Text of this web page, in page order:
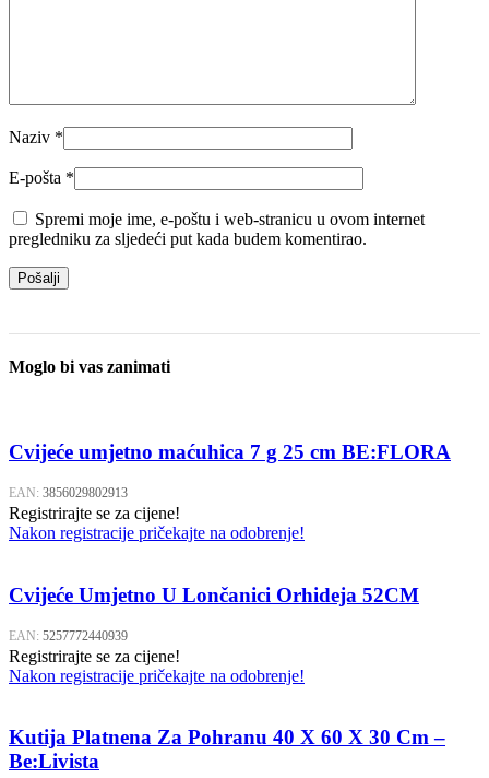
Naziv *
E-pošta *
Spremi moje ime, e-poštu i web-stranicu u ovom internet
pregledniku za sljedeći put kada budem komentirao.
Moglo bi vas zanimati
Cvijeće umjetno maćuhica 7 g 25 cm BE:FLORA
EAN: 3856029802913
Registrirajte se za cijene!
Nakon registracije pričekajte na odobrenje!
Cvijeće Umjetno U Lončanici Orhideja 52CM
EAN: 5257772440939
Registrirajte se za cijene!
Nakon registracije pričekajte na odobrenje!
Kutija Platnena Za Pohranu 40 X 60 X 30 Cm –
Be:Livista